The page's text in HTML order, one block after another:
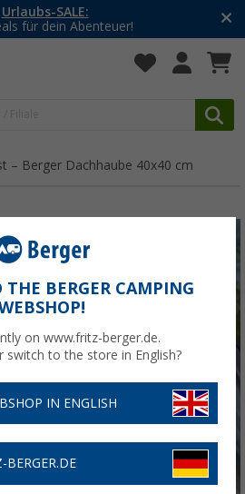
Urlaubs-SALE:
für dein Abenteuer!
– Berger Dachhaube 40x40 cm
THE BERGER CAMPING
on www.fritz-berger.de.
switch to the store in English?
IN ENGLISH
BERGER.DE